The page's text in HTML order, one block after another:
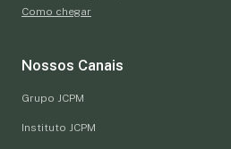
Como chegar
Nossos Canais
Grupo JCPM
Instituto JCPM